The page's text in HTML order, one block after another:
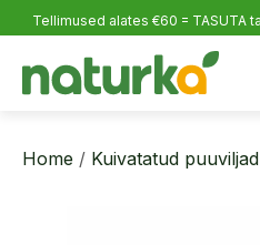
Tellimused alates €60 = TASUTA
Home / Kuivatatud puuviljad